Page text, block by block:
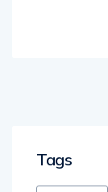
Tags